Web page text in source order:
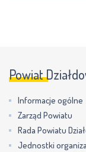
Powiat
Informacje ogólne
Zarząd Powiatu
Rada Powiatu
Jednostki